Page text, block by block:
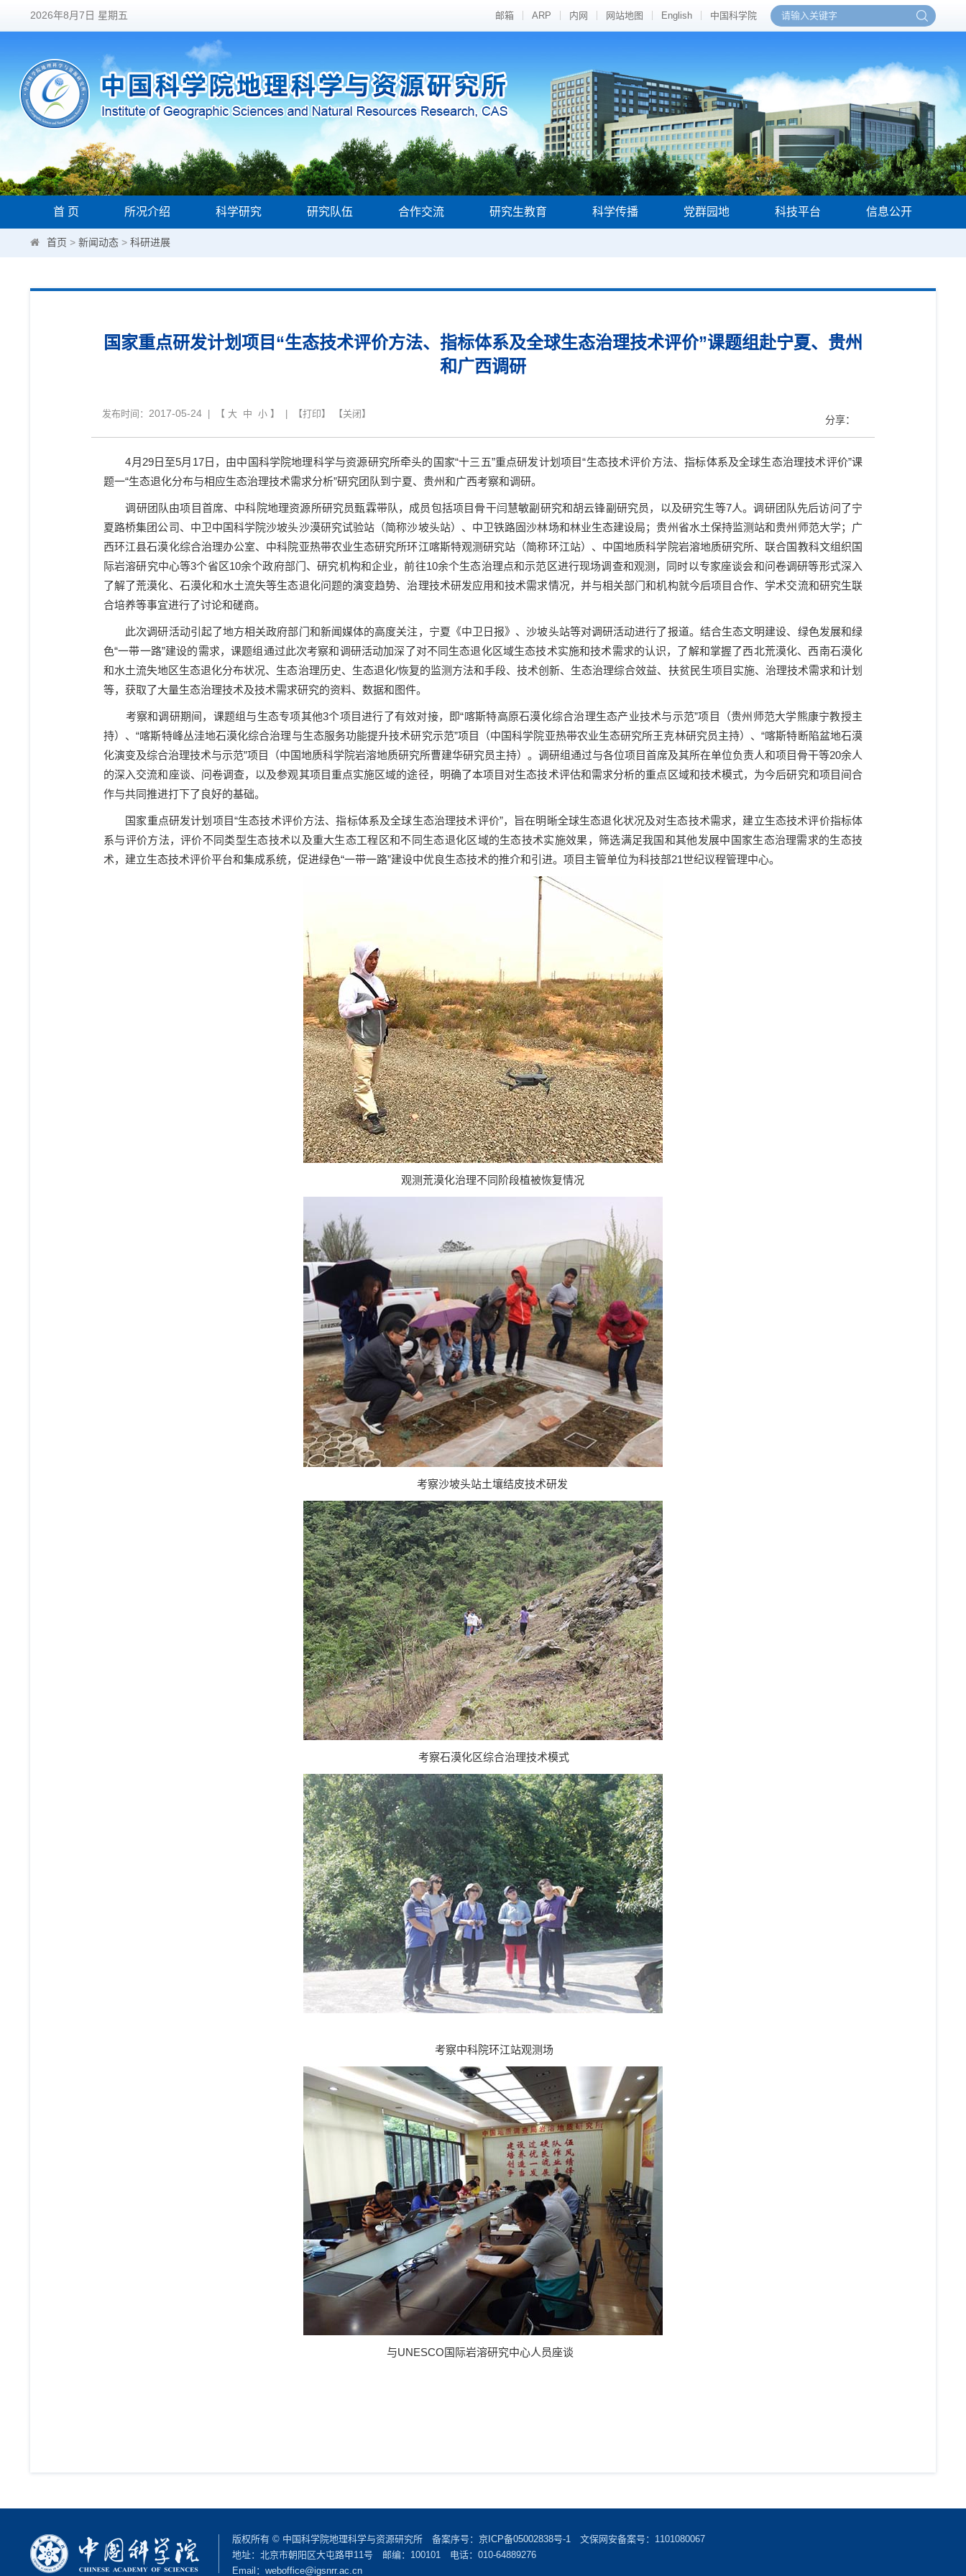
2026年8月7日 星期五 邮箱 ARP 内网 网站地图 English 中国科学院
首 页 所况介绍 科学研究 研究队伍 合作交流 研究生教育 科学传播 党群园地 科技平台 信息公开
首页 > 新闻动态 > 科研进展
国家重点研发计划项目“生态技术评价方法、指标体系及全球生态治理技术评价”课题组赴宁夏、贵州
和广西调研
发布时间： 2017-05-24 | 【 大 中 小 】 | 【打印】 【关闭 】
分享：
4月 29日至5月 17日，由中国科学院地理科学与资源研究所牵头的国家“十三五”重点研发计划项目“生态技术评价方法、指标体系及全球生态治理技术评价”课
题一“生态退化分布与相应生态治理技术需求分析”研究团队到宁夏、贵州和广西考察和调研。
调研团队由项目首席、中科院地理资源所研究员甄霖带队，成员包括项目骨干闫慧敏副研究和胡云锋副研究员，以及研究生等7人。调研团队先后访问了宁
夏路桥集团公司、中卫中国科学院沙坡头沙漠研究试验站（简称沙坡头站）、中卫铁路固沙林场和林业生态建设局；贵州省水土保持监测站和贵州师范大学；广
西环江县石漠化综合治理办公室、中科院亚热带农业生态研究所环江喀斯特观测研究站（简称环江站）、中国地质科学院岩溶地质研究所、联合国教科文组织国
际岩溶研究中心等3个省区10余个政府部门、研究机构和企业，前往10余个生态治理点和示范区进行现场调查和观测，同时以专家座谈会和问卷调研等形式深入
了解了荒漠化、石漠化和水土流失等生态退化问题的演变趋势、治理技术研发应用和技术需求情况，并与相关部门和机构就今后项目合作、学术交流和研究生联
合培养等事宜进行了讨论和磋商。
此次调研活动引起了地方相关政府部门和新闻媒体的高度关注，宁夏《中卫日报》、沙坡头站等对调研活动进行了报道。结合生态文明建设、绿色发展和绿
色“一带一路”建设的需求，课题组通过此次考察和调研活动加深了对不同生态退化区域生态技术实施和技术需求的认识，了解和掌握了西北荒漠化、西南石漠化
和水土流失地区生态退化分布状况、生态治理历史、生态退化/恢复的监测方法和手段、技术创新、生态治理综合效益、扶贫民生项目实施、治理技术需求和计划
等，获取了大量生态治理技术及技术需求研究的资料、数据和图件。
考察和调研期间，课题组与生态专项其他3个项目进行了有效对接，即“喀斯特高原石漠化综合治理生态产业技术与示范”项目（贵州师范大学熊康宁教授主
持）、“喀斯特峰丛洼地石漠化综合治理与生态服务功能提升技术研究示范”项目（中国科学院亚热带农业生态研究所王克林研究员主持）、“喀斯特断陷盆地石漠
化演变及综合治理技术与示范”项目（中国地质科学院岩溶地质研究所曹建华研究员主持）。调研组通过与各位项目首席及其所在单位负责人和项目骨干等20余人
的深入交流和座谈、问卷调查，以及参观其项目重点实施区域的途径，明确了本项目对生态技术评估和需求分析的重点区域和技术模式，为今后研究和项目间合
作与共同推进打下了良好的基础。
国家重点研发计划项目“生态技术评价方法、指标体系及全球生态治理技术评价”，旨在明晰全球生态退化状况及对生态技术需求，建立生态技术评价指标体
系与评价方法，评价不同类型生态技术以及重大生态工程区和不同生态退化区域的生态技术实施效果，筛选满足我国和其他发展中国家生态治理需求的生态技
术，建立生态技术评价平台和集成系统，促进绿色“一带一路”建设中优良生态技术的推介和引进。项目主管单位为科技部21世纪议程管理中心。
观测荒漠化治理不同阶段植被恢复情况
考察沙坡头站土壤结皮技术研发
考察石漠化区综合治理技术模式
考察中科院环江站观测场
与UNESCO国际岩溶研究中心人员座谈
版权所有 © 中国科学院地理科学与资源研究所 备案序号： 京ICP备05002838号-1 文保网安备案号：1101080067
地址：北京市朝阳区大屯路甲11号 邮编：100101 电话：010-64889276
Email： weboffice@igsnrr.ac.cn